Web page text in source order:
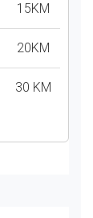
15KM
20KM
30 KM